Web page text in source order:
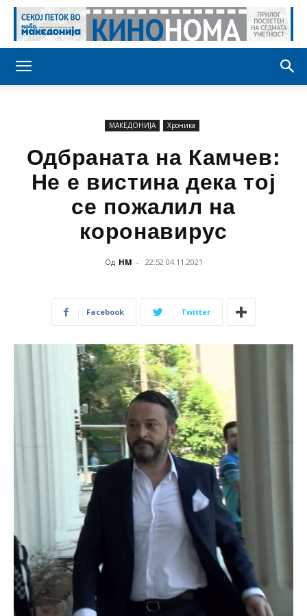
МАКЕДОНИЈА Хроника
Одбраната на Камчев:
Не e вистина дека тој
се пожалил на
коронавирус
Од НМ - 22:52 04.11.2021
Facebook Twitter